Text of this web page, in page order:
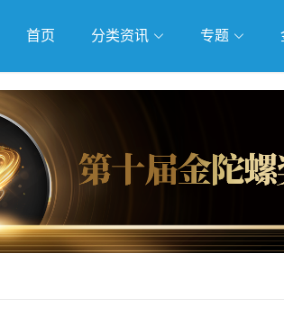
首页 分类资讯 专题
抢滩全球 人工智能 武侠游戏 独立
跨界Talk